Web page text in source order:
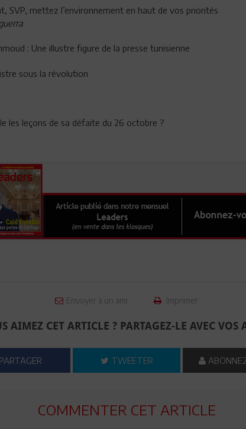
SVP, mettez l’environnement en haut de vos priorités
: Une illustre figure de la presse tunisienne
sous la révolution
les leçons de sa défaite du 26 octobre ?
Envoyer à un ami Imprimer
AIMEZ CET ARTICLE ? PARTAGEZ-LE AVEC VOS
PARTAGER TWEETER
COMMENTER CET ARTICLE